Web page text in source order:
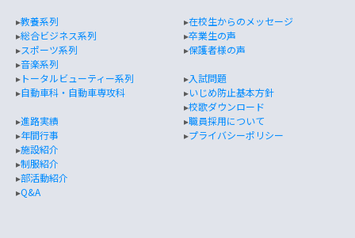
▸教養系列
▸総合ビジネス系列
▸スポーツ系列
▸音楽系列
▸トータルビューティー系列
▸自動車科・自動車専攻科
▸進路実績
▸年間行事
▸施設紹介
▸制服紹介
▸部活動紹介
▸Q&A
▸在校生からのメッセージ
▸卒業生の声
▸保護者様の声
▸入試問題
▸いじめ防止基本方針
▸校歌ダウンロード
▸職員採用について
▸プライバシーポリシー